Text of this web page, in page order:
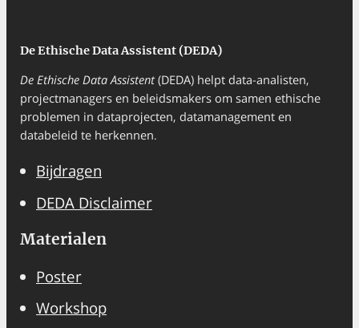
De Ethische Data Assistent (DEDA)
De Ethische Data Assistent(DEDA) helpt data-analisten,
projectmanagers en beleidsmakers om samen ethische
problemen in dataprojecten, datamanagement en
databeleid te herkennen.
Bijdragen
DEDA Disclaimer
Materialen
Poster
Workshop